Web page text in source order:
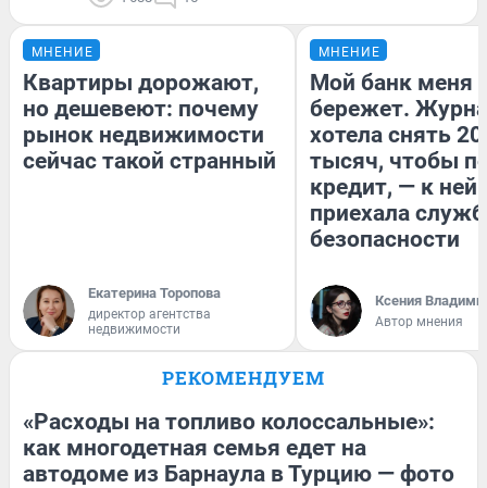
МНЕНИЕ
Квартиры дорожают,
но дешевеют: почему
рынок недвижимости
сейчас такой странный
Екатерина Торопова
директор агентства
недвижимости
МНЕНИЕ
Мой банк меня
бережет.
хотела снять
тысяч, чтобы
кредит, — к
приехала
безопасности
Ксения
Автор мнения
РЕКОМЕНДУЕМ
«Расходы на топливо колоссальные»:
как многодетная семья едет на
автодоме из Барнаула в Турцию — фото